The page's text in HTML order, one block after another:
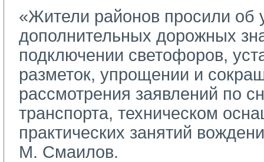
«Жители районов просили об
дополнительных дорожных
подключении светофоров,
разметок, упрощении и
рассмотрения заявлений по
транспорта, техническом
практических занятий
М. Смаилов.